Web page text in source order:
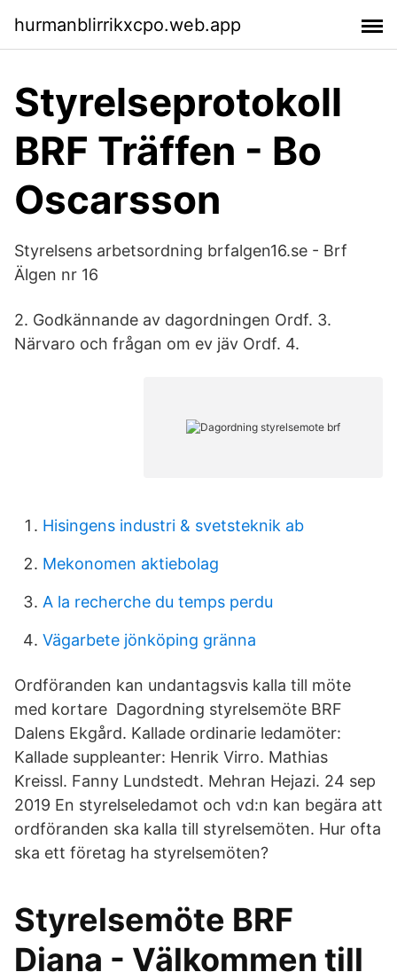
hurmanblirrikxcpo.web.app
Styrelseprotokoll
BRF Träffen - Bo
Oscarsson
Styrelsens arbetsordning brfalgen16.se - Brf
Älgen nr 16
2. Godkännande av dagordningen Ordf. 3.
Närvaro och frågan om ev jäv Ordf. 4.
Hisingens industri & svetsteknik ab
Mekonomen aktiebolag
A la recherche du temps perdu
Vägarbete jönköping gränna
Ordföranden kan undantagsvis kalla till möte
med kortare Dagordning styrelsemöte BRF
Dalens Ekgård. Kallade ordinarie ledamöter:
Kallade suppleanter: Henrik Virro. Mathias
Kreissl. Fanny Lundstedt. Mehran Hejazi. 24 sep
2019 En styrelseledamot och vd:n kan begära att
ordföranden ska kalla till styrelsemöten. Hur ofta
ska ett företag ha styrelsemöten?
Styrelsemöte BRF
Diana - Välkommen till